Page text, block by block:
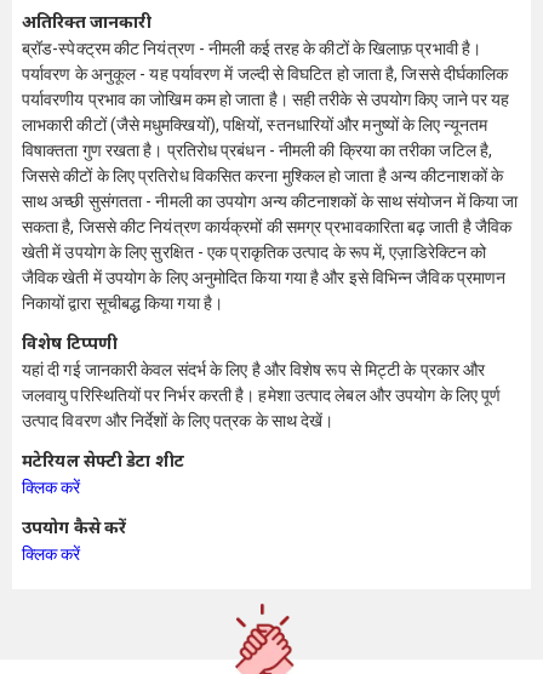
अतिरिक्त जानकारी
ब्रॉड-स्पेक्ट्रम कीट नियंत्रण - नीमली कई तरह के कीटों के खिलाफ़ प्रभावी है।
पर्यावरण के अनुकूल - यह पर्यावरण में जल्दी से विघटित हो जाता है, जिससे दीर्घकालिक
पर्यावरणीय प्रभाव का जोखिम कम हो जाता है। सही तरीके से उपयोग किए जाने पर यह
लाभकारी कीटों (जैसे मधुमक्खियों), पक्षियों, स्तनधारियों और मनुष्यों के लिए न्यूनतम
विषाक्तता गुण रखता है। प्रतिरोध प्रबंधन - नीमली की क्रिया का तरीका जटिल है,
जिससे कीटों के लिए प्रतिरोध विकसित करना मुश्किल हो जाता है अन्य कीटनाशकों के
साथ अच्छी सुसंगतता - नीमली का उपयोग अन्य कीटनाशकों के साथ संयोजन में किया जा
सकता है, जिससे कीट नियंत्रण कार्यक्रमों की समग्र प्रभावकारिता बढ़ जाती है जैविक
खेती में उपयोग के लिए सुरक्षित - एक प्राकृतिक उत्पाद के रूप में, एज़ाडिरेक्टिन को
जैविक खेती में उपयोग के लिए अनुमोदित किया गया है और इसे विभिन्न जैविक प्रमाणन
निकायों द्वारा सूचीबद्ध किया गया है।
विशेष टिप्पणी
यहां दी गई जानकारी केवल संदर्भ के लिए है और विशेष रूप से मिट्टी के प्रकार और
जलवायु परिस्थितियों पर निर्भर करती है। हमेशा उत्पाद लेबल और उपयोग के लिए पूर्ण
उत्पाद विवरण और निर्देशों के लिए पत्रक के साथ देखें।
मटेरियल सेफ्टी डेटा शीट
क्लिक करें
उपयोग कैसे करें
क्लिक करें